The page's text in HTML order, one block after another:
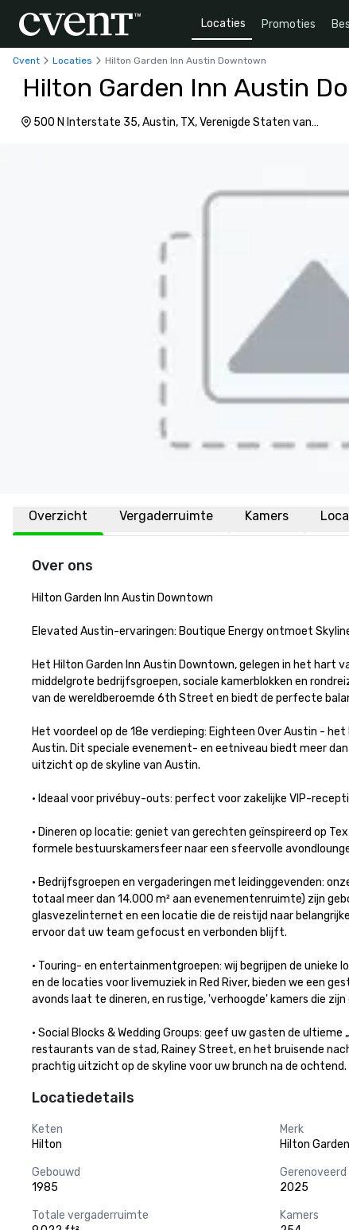
Locaties Promoties
Cvent Locaties Hilton Garden Inn Austin Downtown
Hilton Garden Inn Austin
500 N Interstate 35, Austin, TX, Verenigde Staten van
Overzicht Vergaderruimte Kamers
Over ons
Hilton Garden Inn Austin Downtown
Elevated Austin-ervaringen: Boutique Energy ontmoet
Het Hilton Garden Inn Austin Downtown, gelegen in het
middelgrote bedrijfsgroepen, sociale kamerblokken en
van de wereldberoemde 6th Street en biedt de perfecte
Het voordeel op de 18e verdieping: Eighteen Over Austin -
Austin. Dit speciale evenement- en eetniveau biedt meer
uitzicht op de skyline van Austin.
• Ideaal voor privébuy-outs: perfect voor zakelijke VIP-
• Dineren op locatie: geniet van gerechten geïnspireerd op
formele bestuurskamersfeer naar een sfeervolle
• Bedrijfsgroepen en vergaderingen met leidinggevenden:
totaal meer dan 14.000 m² aan evenementenruimte) zijn
glasvezelinternet en een locatie die de reistijd naar
ervoor dat uw team gefocust en verbonden blijft.
• Touring- en entertainmentgroepen: wij begrijpen de
en de locaties voor livemuziek in Red River, bieden we een
avonds laat te dineren, en rustige, 'verhoogde' kamers die
• Social Blocks & Wedding Groups: geef uw gasten de
restaurants van de stad, Rainey Street, en het bruisende
prachtig uitzicht op de skyline voor uw brunch na de ochtend.
Locatiedetails
Keten
Hilton
Merk
Hilton
Gebouwd
1985
Gerenoveerd
2025
Totale vergaderruimte
Kamers